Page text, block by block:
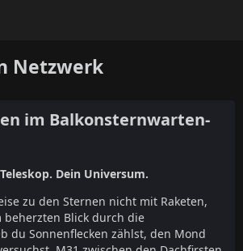
Netzwerk
im Balkonsternwarten-
Dein Universum.
zu den Sternen nicht mit Raketen,
Blick durch die
du Sonnenflecken zählst, den Mond